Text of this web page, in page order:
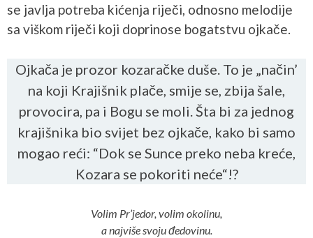
se javlja potreba kićenja riječi, odnosno melodije
sa viškom riječi koji doprinose bogatstvu ojkače.
Ojkača je prozor kozaračke duše. To je „način’
na koji Krajišnik plače, smije se, zbija šale,
provocira, pa i Bogu se moli. Šta bi za jednog
krajišnika bio svijet bez ojkače, kako bi samo
mogao reći: “Dok se Sunce preko neba kreće,
Kozara se pokoriti neće“!?
Volim Pr’jedor, volim okolinu,
a najviše svoju đedovinu.